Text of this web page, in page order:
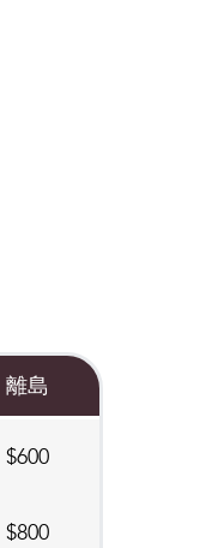
離島
$600
$800